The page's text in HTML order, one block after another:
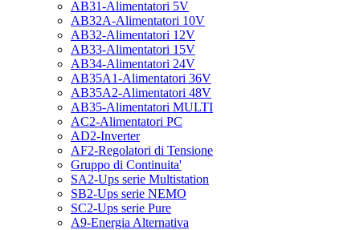
AB31-Alimentatori 5V
AB32A-Alimentatori 10V
AB32-Alimentatori 12V
AB33-Alimentatori 15V
AB34-Alimentatori 24V
AB35A1-Alimentatori 36V
AB35A2-Alimentatori 48V
AB35-Alimentatori MULTI
AC2-Alimentatori PC
AD2-Inverter
AF2-Regolatori di Tensione
Gruppo di Continuita'
SA2-Ups serie Multistation
SB2-Ups serie NEMO
SC2-Ups serie Pure
A9-Energia Alternativa